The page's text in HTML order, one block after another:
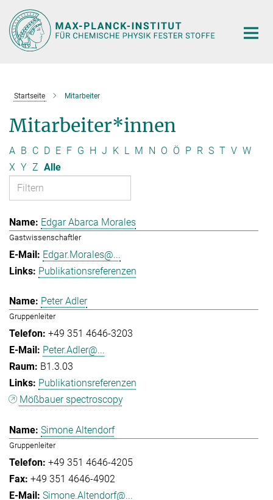
Hauptinhalt
Startseite Mitarbeiter
Mitarbeiter*innen
A B C D E F G H J K L M N O Ö P R S T V W
X Y Z Alle
Edgar Abarca Morales
Gastwissenschaftler
Edgar.Morales@...
Publikationsreferenzen
Peter Adler
Gruppenleiter
+49 351 4646-3203
Peter.Adler@...
B1.3.03
Publikationsreferenzen
Mößbauer spectroscopy
Simone Altendorf
Gruppenleiter
+49 351 4646-4205
+49 351 4646-4902
Simone.Altendorf@...